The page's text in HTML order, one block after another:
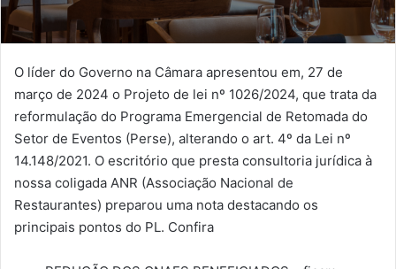
O líder do Governo na Câmara apresentou em, 27 de
março de 2024 o Projeto de lei nº 1026/2024, que trata da
reformulação do Programa Emergencial de Retomada do
Setor de Eventos (Perse), alterando o art. 4º da Lei nº
14.148/2021. O escritório que presta consultoria jurídica à
nossa coligada ANR (Associação Nacional de
Restaurantes) preparou uma nota destacando os
principais pontos do PL. Confira